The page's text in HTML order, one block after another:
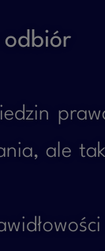
odbiór
ale